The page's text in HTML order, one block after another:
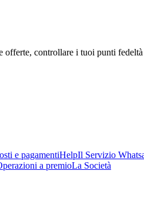
offerte, controllare i tuoi punti
e pagamentiHelpIl Servizio
a premioLa Società